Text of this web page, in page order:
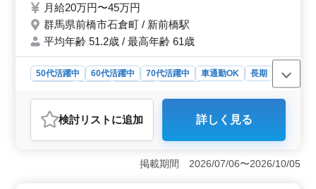
比較的小規模の建築物件が多いのが特徴で
す。一人一つの物件を施工管理して頂く形に
なります。 経験者大歓迎ですので、年齢問
設求人
月給20万円〜45万円
群馬県前橋市石倉町 / 新前橋駅
平均年齢 51.2歳 / 最高年齢 61歳
50代活躍中 60代活躍中 70代活躍中 車通勤OK
長期
おすすめポイント
＜経験者の価値＞ 群馬県内での建築現場の施工管理を
担当します。小規模な建築物件の管理で、CADを使用し
め、50代から70代まで幅広く活躍しています。 ＜柔
検討リスト に追加 詳しく見る
掲載期間 2026/07/06〜2026/10/05